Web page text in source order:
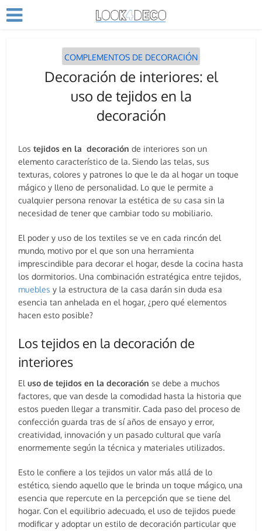
COMPLEMENTOS DE DECORACIÓN
Decoración de interiores: el
uso de tejidos en la
decoración
Lostejidos en la decoraciónde interiores son un
elemento característico de la. Siendo las telas, sus
texturas, colores y patrones lo que le da al hogar un toque
mágico y lleno de personalidad. Lo que le permite a
cualquier persona renovar la estética de su casa sin la
necesidad de tener que cambiar todo su mobiliario.
El poder y uso de los textiles se ve en cada rincón del
mundo, motivo por el que son una herramienta
imprescindible para decorar el hogar, desde la cocina hasta
los dormitorios. Una combinación estratégica entre tejidos,
muebles y la estructura de la casa darán sin duda esa
esencia tan anhelada en el hogar, ¿pero qué elementos
hacen esto posible?
Los tejidos en la decoración de
interiores
Eluso de tejidos en la decoración se debe a muchos
factores, que van desde la comodidad hasta la historia que
estos pueden llegar a transmitir. Cada paso del proceso de
confección guarda tras de sí años de ensayo y error,
creatividad, innovación y un pasado cultural que varía
enormemente según la técnica y materiales utilizados.
Esto le confiere a los tejidos un valor más allá de lo
estético, siendo aquello que le brinda un toque mágico, una
esencia que repercute en la percepción que se tiene del
hogar. Con el equilibrio adecuado, el uso de tejidos puede
modificar y adoptar un estilo de decoración particular que